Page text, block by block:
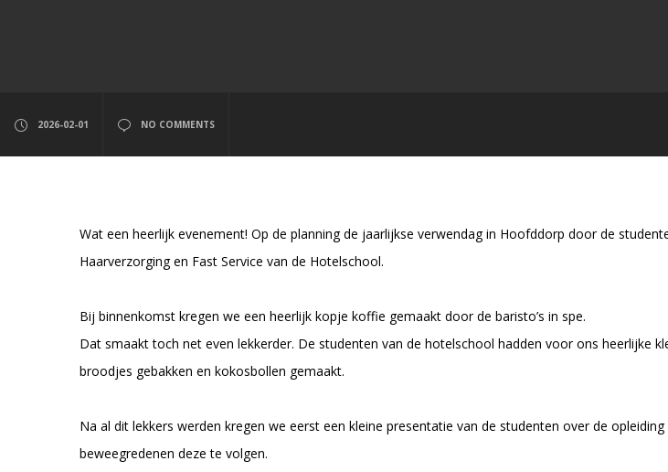
2026-02-01 NO COMMENTS
Wat een heerlijk evenement! Op de planning de jaarlijkse verwendag in Hoofddorp door de
Haarverzorging en Fast Service van de Hotelschool.
Bij binnenkomst kregen we een heerlijk kopje koffie gemaakt door de baristo’s in spe.
Dat smaakt toch net even lekkerder. De studenten van de hotelschool hadden voor ons heerlijke
broodjes gebakken en kokosbollen gemaakt.
Na al dit lekkers werden kregen we eerst een kleine presentatie van de studenten over de opleiding
beweegredenen deze te volgen.